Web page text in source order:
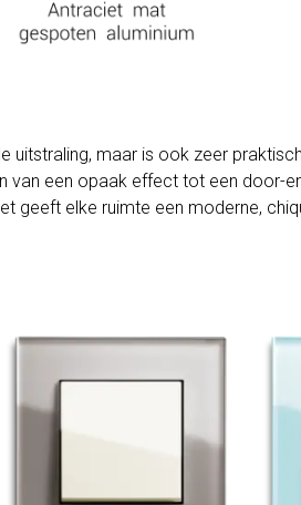
uitstraling, maar is ook zeer
van een opaak effect tot een door-
geeft elke ruimte een moderne,